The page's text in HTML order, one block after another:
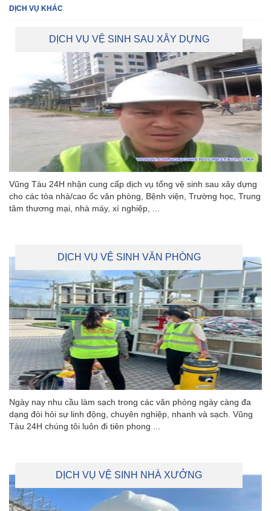
DỊCH VỤ KHÁC
DỊCH VỤ VỆ SINH SAU XÂY DỰNG
Vũng Tàu 24H nhận cung cấp dịch vụ tổng vệ sinh sau xây dựng
cho các tòa nhà/cao ốc văn phòng, Bệnh viện, Trường học, Trung
tâm thương mại, nhà máy, xí nghiệp, ...
DỊCH VỤ VỆ SINH VĂN PHÒNG
Ngày nay nhu cầu làm sạch trong các văn phòng ngày càng đa
dạng đòi hỏi sự linh động, chuyên nghiệp, nhanh và sạch. Vũng
Tàu 24H chúng tôi luôn đi tiên phong ...
DỊCH VỤ VỆ SINH NHÀ XƯỞNG